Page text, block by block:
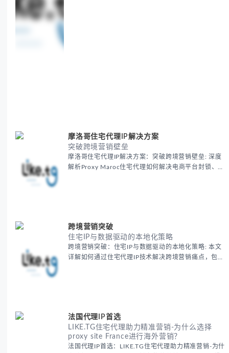
摩洛哥住宅代理IP解决方案
突破跨境营销壁垒
摩洛哥住宅代理IP解决方案：突破跨境营销壁垒: 深度
解析Proxy Maroc住宅代理如何解决电商平台封锁、社
跨境营销突破
住宅IP与数据驱动的本地化策略
跨境营销突破：住宅IP与数据驱动的本地化策略: 本文
详解如何通过住宅代理IP技术解决跨境营销痛点，包括
法国代理IP首选
LIKE.TG住宅代理助力精准营销-为什么选择
proxy site France进行海外营销？
法国代理IP首选：LIKE.TG住宅代理助力精准营销-为什